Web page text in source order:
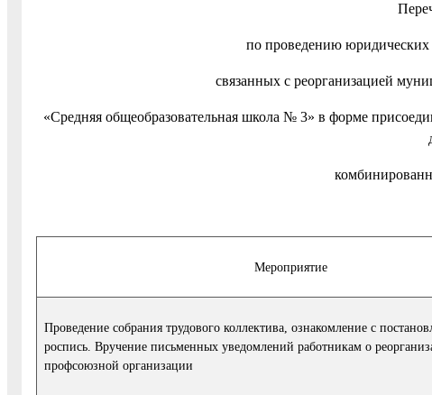
по проведению юридических
связанных с реорганизацией
«Средняя общеобразовательная школа № 3» в форме
Мероприятие
Проведение собрания трудового коллектива, ознакомление с
роспись. Вручение письменных уведомлений работникам о
профсоюзной организации